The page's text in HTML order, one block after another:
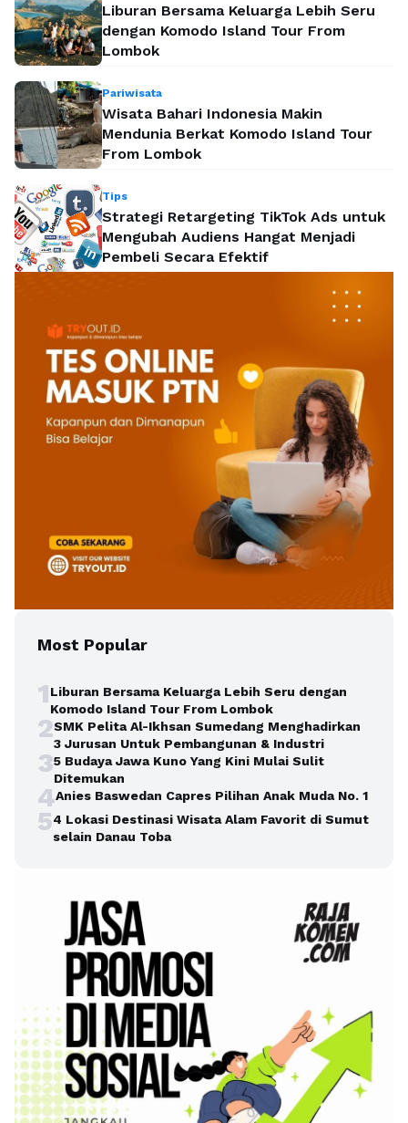
Liburan Bersama Keluarga Lebih Seru
dengan Komodo Island Tour From
Lombok
Pariwisata
Wisata Bahari Indonesia Makin
Mendunia Berkat Komodo Island Tour
From Lombok
Tips
Strategi Retargeting TikTok Ads untuk
Mengubah Audiens Hangat Menjadi
Pembeli Secara Efektif
Most Popular
1Liburan Bersama Keluarga Lebih Seru dengan
Komodo Island Tour From Lombok
2SMK Pelita Al-Ikhsan Sumedang Menghadirkan
3 Jurusan Untuk Pembangunan & Industri
35 Budaya Jawa Kuno Yang Kini Mulai Sulit
Ditemukan
4Anies Baswedan Capres Pilihan Anak Muda No. 1
54 Lokasi Destinasi Wisata Alam Favorit di Sumut
selain Danau Toba